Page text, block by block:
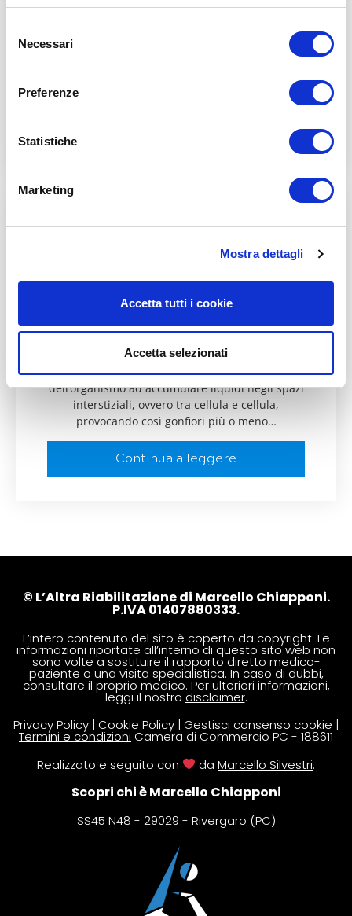
delNecessari
Preferenze
Statistiche
Marketing
Mostra dettagli
Accetta tutti i cookie
Accetta selezionati
Il disturbo cervicale non è assolutamente
soltanto un problema causato dalla postura che
quando la causa è lo
29 Ottobre 2014 Comments:
Per ritenzione idrica si intende la tendenza
dell’organismo ad accumulare liquidi negli spazi
interstiziali, ovvero tra cellula e cellula,
provocando così gonfiori più o meno…
Continua a leggere
© L’Altra Riabilitazione di Marcello Chiapponi.
P.IVA 01407880333.
L’intero contenuto del sito è coperto da copyright. Le
informazioni riportate all’interno di questo sito web non
sono volte a sostituire il rapporto diretto medico-
paziente o una visita specialistica. In caso di dubbi,
consultare il proprio medico. Per ulteriori informazioni,
leggi il nostro disclaimer.
Privacy Policy | Cookie Policy | Gestisci consenso cookie |
Termini e condizioni Camera di Commercio PC - 188611
Realizzato e seguito con
daMarcello Silvestri.
Scopri chi è Marcello Chiapponi
SS45 N48 - 29029 - Rivergaro (PC)